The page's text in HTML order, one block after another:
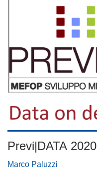
Previ|DATA 2020
Marco Paluzzi